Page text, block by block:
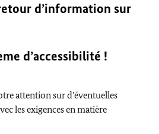
d’information sur
d’accessibilité !
attention sur d’éventuelles
les exigences en matière